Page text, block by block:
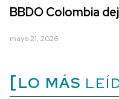
BBDO Colombia
mayo 21, 2026
LO MÁS